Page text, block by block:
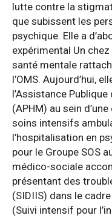
lutte contre la
que subissent les
psychique. Elle a
expérimental Un
santé mentale
l’OMS. Aujourd’hui,
l’Assistance
(APHM) au sein
soins intensifs
l’hospitalisation en
pour le Groupe SOS
médico-sociale
présentant des
(SIDIIS) dans le
(Suivi intensif pour